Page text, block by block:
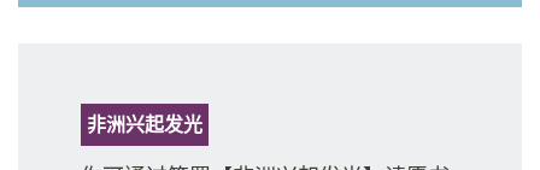
非洲兴起发光